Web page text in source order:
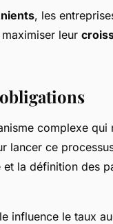
, les
leur
complexe qui
lancer ce
la définition des
influence le taux